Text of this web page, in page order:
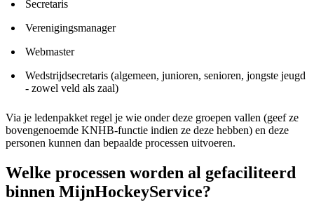
Secretaris
Verenigingsmanager
Webmaster
Wedstrijdsecretaris (algemeen, junioren, senioren, jongste jeugd
- zowel veld als zaal)
Via je ledenpakket regel je wie onder deze groepen vallen (geef ze
bovengenoemde KNHB-functie indien ze deze hebben) en deze
personen kunnen dan bepaalde processen uitvoeren.
Welke processen worden al gefaciliteerd
binnen MijnHockeyService?